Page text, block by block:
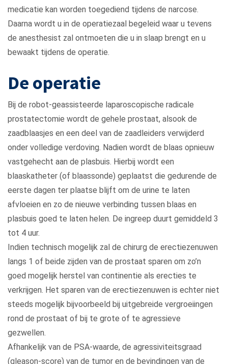
medicatie kan worden toegediend tijdens de narcose.
Daarna wordt u in de operatiezaal begeleid waar u tevens
de anesthesist zal ontmoeten die u in slaap brengt en u
bewaakt tijdens de operatie.
De operatie
Bij de robot-geassisteerde laparoscopische radicale
prostatectomie wordt de gehele prostaat, alsook de
zaadblaasjes en een deel van de zaadleiders verwijderd
onder volledige verdoving. Nadien wordt de blaas opnieuw
vastgehecht aan de plasbuis. Hierbij wordt een
blaaskatheter (of blaassonde) geplaatst die gedurende de
eerste dagen ter plaatse blijft om de urine te laten
afvloeien en zo de nieuwe verbinding tussen blaas en
plasbuis goed te laten helen. De ingreep duurt gemiddeld 3
tot 4 uur.
Indien technisch mogelijk zal de chirurg de erectiezenuwen
langs 1 of beide zijden van de prostaat sparen om zo’n
goed mogelijk herstel van continentie als erecties te
verkrijgen. Het sparen van de erectiezenuwen is echter niet
steeds mogelijk bijvoorbeeld bij uitgebreide vergroeiingen
rond de prostaat of bij te grote of te agressieve
gezwellen.
Afhankelijk van de PSA-waarde, de agressiviteitsgraad
(gleason-score) van de tumor en de bevindingen van de